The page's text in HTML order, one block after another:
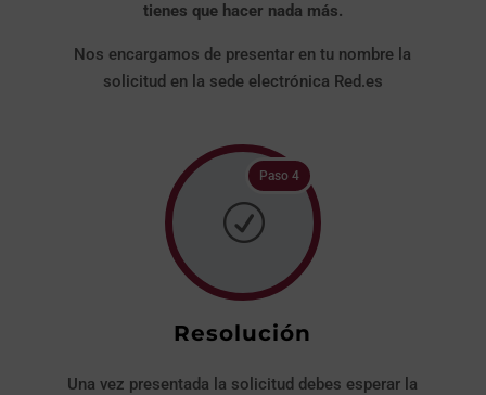
tienes que hacer nada más.
Nos encargamos de presentar en tu nombre la
solicitud en la sede electrónica Red.es
R
Paso 4
Resolución
Una vez presentada la solicitud debes esperar la